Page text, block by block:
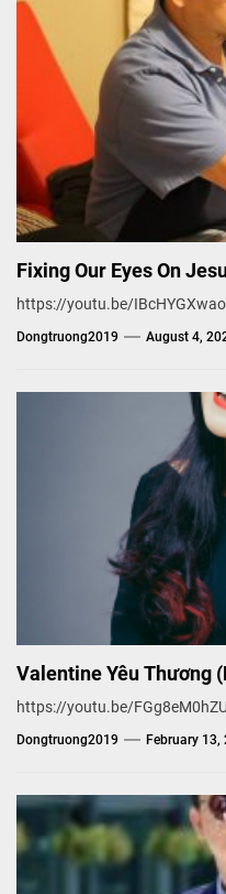
Fixing Our Eyes On
https://youtu.be/
Dongtruong2019 August 4,
Valentine Yêu Thương
https://youtu.be/
Dongtruong2019 February 13,